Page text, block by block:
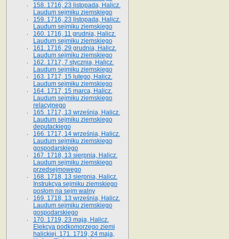
158. 1716, 23 listopada, Halicz.
Laudum sejmiku ziemskiego
159. 1716, 23 listopada, Halicz.
Laudum sejmiku ziemskiego
160. 1716, 11 grudnia, Halicz.
Laudum sejmiku ziemskiego
161. 1716, 29 grudnia, Halicz.
Laudum sejmiku ziemskiego
162. 1717, 7 stycznia, Halicz.
Laudum sejmiku ziemskiego
163. 1717, 15 lutego, Halicz.
Laudum sejmiku ziemskiego
164. 1717, 15 marca, Halicz.
Laudum sejmiku ziemskiego
relacyjnego
165. 1717, 13 września, Halicz.
Laudum sejmiku ziemskiego
deputackiego
166. 1717, 14 września, Halicz.
Laudum sejmiku ziemskiego
gospodarskiego
167. 1718, 13 sierpnia, Halicz.
Laudum sejmiku ziemskiego
przedsejmowego
168. 1718, 13 sierpnia, Halicz.
Instrukcya sejmiku ziemskiego
posłom na sejm walny
169. 1718, 13 września, Halicz.
Laudum sejmiku ziemskiego
gospodarskiego
170. 1719, 23 maja, Halicz.
Elekcya podkomorzego ziemi
halickiej. 171. 1719, 24 maja,